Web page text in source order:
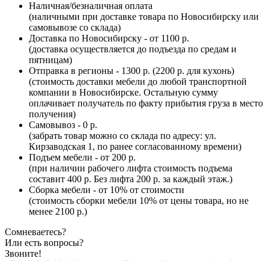
Наличная/безналичная оплата
(наличными при доставке товара по Новосибирску или
самовывозе со склада)
Доставка по Новосибирску - от 1100 р.
(доставка осуществляется до подъезда по средам и
пятницам)
Отправка в регионы - 1300 р. (2200 р. для кухонь)
(стоимость доставки мебели до любой транспортной
компании в Новосибирске. Остальную сумму
оплачивает получатель по факту прибытия груза в место
получения)
Самовывоз - 0 р.
(забрать товар можно со склада по адресу: ул.
Кирзаводская 1, по ранее согласованному времени)
Подъем мебели - от 200 р.
(при наличии рабочего лифта стоимость подъема
составит 400 р. Без лифта 200 р. за каждый этаж.)
Сборка мебели - от 10% от стоимости
(стоимость сборки мебели 10% от цены товара, но не
менее 2100 р.)
Сомневаетесь?
Или есть вопросы?
Звоните!